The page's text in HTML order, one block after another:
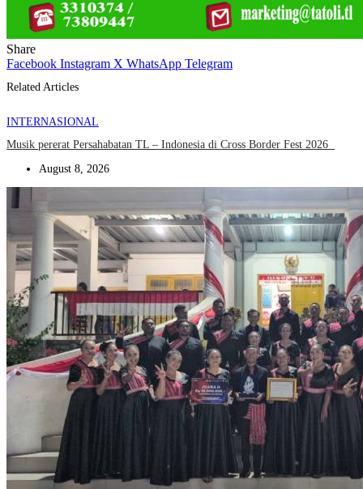
Share
Facebook Instagram X WhatsApp Telegram
Related Articles
INTERNASIONAL
Musik pererat Persahabatan TL – Indonesia di Cross Border Fest 2026
August 8, 2026